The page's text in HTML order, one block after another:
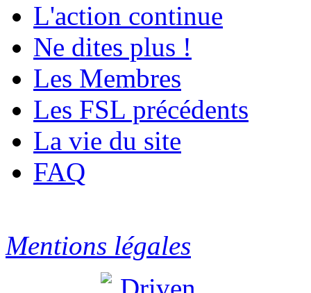
L'action continue
Ne dites plus !
Les Membres
Les FSL précédents
La vie du site
FAQ
Mentions légales